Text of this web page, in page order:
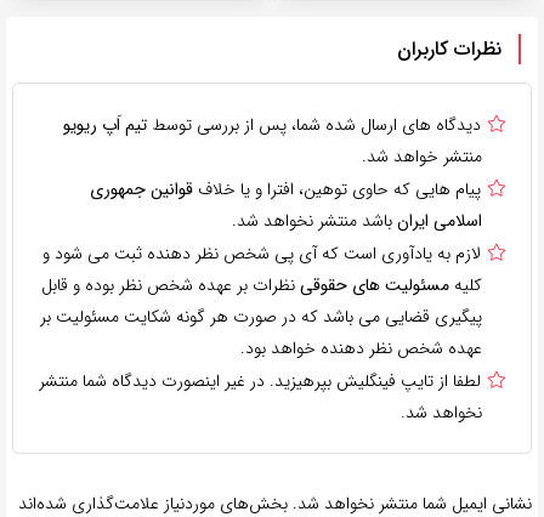
نظرات کاربران
دیدگاه های ارسال شده شما، پس از بررسی توسط تیم اَپ ریویو
منتشر خواهد شد.
پیام هایی که حاوی توهین، افترا و یا خلاف قوانین جمهوری
اسلامی ایرانباشد منتشر نخواهد شد.
لازم به یادآوری است که آی پی شخص نظر دهنده ثبت می شود و
کلیه مسئولیت های حقوقینظرات بر عهده شخص نظر بوده و قابل
پیگیری قضایی می باشد که در صورت هر گونه شکایت مسئولیت بر
عهده شخص نظر دهنده خواهد بود.
لطفا از تایپ فینگلیش بپرهیزید. در غیر اینصورت دیدگاه شما منتشر
نخواهد شد.
نشانی ایمیل شما منتشر نخواهد شد. بخش‌های موردنیاز علامت‌گذاری شده‌اند